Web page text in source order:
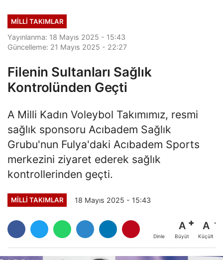
MILLI TAKIMLAR
Yayınlanma: 18 Mayıs 2025 - 15:43
Güncelleme: 21 Mayıs 2025 - 22:27
Filenin Sultanları Sağlık
Kontrolünden Geçti
A Milli Kadın Voleybol Takımımız, resmi
sağlık sponsoru Acıbadem Sağlık
Grubu'nun Fulya'daki Acıbadem Sports
merkezini ziyaret ederek sağlık
kontrollerinden geçti.
MILLI TAKIMLAR 18 Mayıs 2025 - 15:43
Dinle
A
Büyüt
A
Küçült